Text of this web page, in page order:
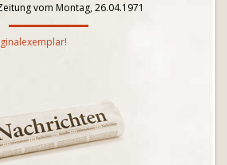
vom Montag, 26.04.1971